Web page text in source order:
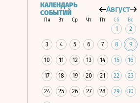
КАЛЕНДАРЬ
СОБЫТИЙ
Август
Пн Вт Ср Чт Пт Сб Вс
1 2
3 4 5 6 7 8 9
10 11 12 13 14 15 16
17 18 19 20 21 22 23
24 25 26 27 28 29 30